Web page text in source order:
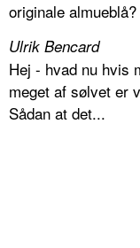
originale almueblå?
Ulrik Bencard
Hej - hvad nu hvis
meget af sølvet er
Sådan at det...